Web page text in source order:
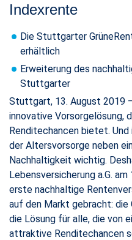
Indexrente
Die Stuttgarter
erhältlich
Erweiterung des
Stuttgarter
Stuttgart, 13. August 2019
innovative Vorsorgelösung,
Renditechancen bietet.
der Altersvorsorge neben
Nachhaltigkeit wichtig.
Lebensversicherung a.G.
erste nachhaltige
auf den Markt gebracht: die
die Lösung für alle, die von
attraktive Renditechancen